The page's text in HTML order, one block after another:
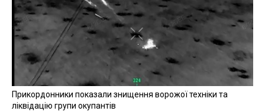
Прикордонники показали знищення ворожої техніки та
ліквідацію групи окупантів